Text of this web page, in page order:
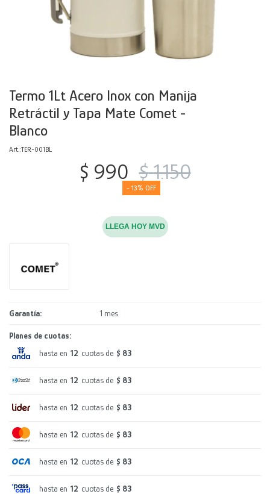
Termo 1Lt Acero Inox con Manija
Retráctil y Tapa Mate Comet -
Blanco
TER-001BL
$ 990 $ 1.150
13
LLEGA HOY MVD
Garantía 1 mes
Planes de cuotas:
hasta en 12 cuotas de $ 83
hasta en 12 cuotas de $ 83
hasta en 12 cuotas de $ 83
hasta en 12 cuotas de $ 83
hasta en 12 cuotas de $ 83
hasta en 12 cuotas de $ 83
Calefactores
Acolchados y Frazadas
Decoración
Accesorios para el hogar
Accesorios
Muebles Infantiles